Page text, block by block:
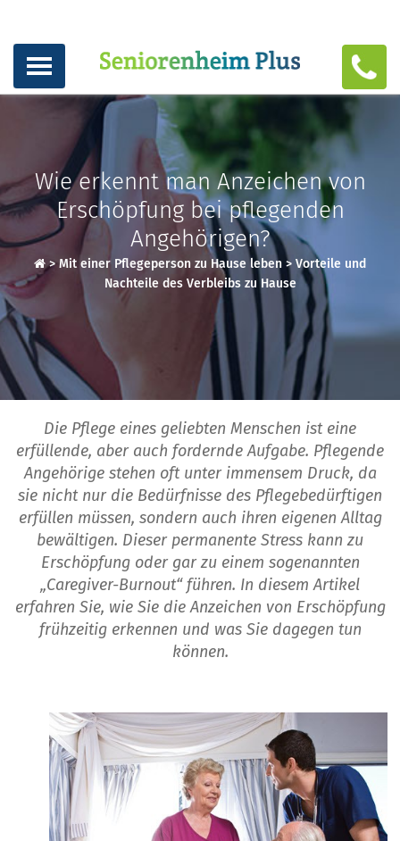
Wie erkennt man Anzeichen von
Erschöpfung bei pflegenden
Angehörigen?
>Mit einer Pflegeperson zu Hause leben > Vorteile und
Nachteile des Verbleibs zu Hause
Die Pflege eines geliebten Menschen ist eine
erfüllende, aber auch fordernde Aufgabe. Pflegende
Angehörige stehen oft unter immensem Druck, da
sie nicht nur die Bedürfnisse des Pflegebedürftigen
erfüllen müssen, sondern auch ihren eigenen Alltag
bewältigen. Dieser permanente Stress kann zu
Erschöpfung oder gar zu einem sogenannten
„Caregiver-Burnout“ führen. In diesem Artikel
erfahren Sie, wie Sie die Anzeichen von Erschöpfung
frühzeitig erkennen und was Sie dagegen tun
können.